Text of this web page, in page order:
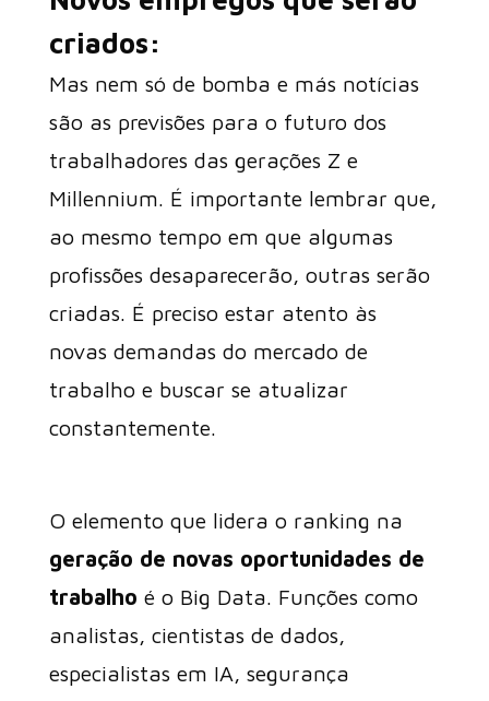
criados:
Mas nem só de bomba e más notícias
são as previsões para o futuro dos
trabalhadores das gerações Z e
Millennium. É importante lembrar que,
ao mesmo tempo em que algumas
profissões desaparecerão, outras serão
criadas. É preciso estar atento às
novas demandas do mercado de
trabalho e buscar se atualizar
constantemente.
O elemento que lidera o ranking na
geração de novas oportunidades de
trabalho é o Big Data. Funções como
analistas, cientistas de dados,
especialistas em IA, segurança